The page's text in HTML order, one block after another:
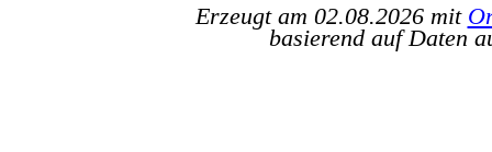
Erzeugt am 02.08.2026 mit
basierend auf Daten